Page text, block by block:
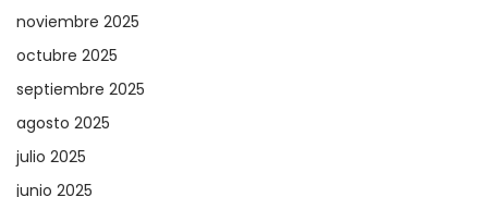
noviembre 2025
octubre 2025
septiembre 2025
agosto 2025
julio 2025
junio 2025